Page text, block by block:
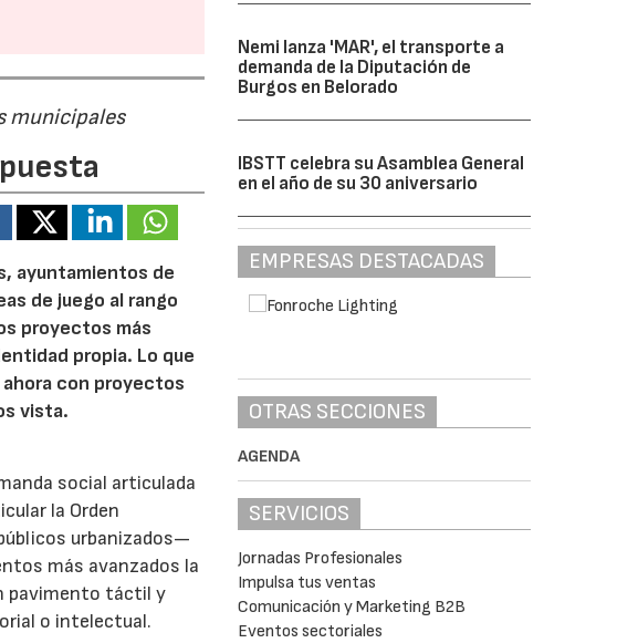
municipales
ayuntamientos de
de juego al rango
proyectos más
propia. Lo que
con proyectos
vista.
social articulada
la Orden
urbanizados—
más avanzados la
pavimento táctil y
o intelectual.
Nemi lanza 'MAR', el transporte a
demanda de la Diputación de
Burgos en Belorado
IBSTT celebra su Asamblea General
en el año de su 30 aniversario
EMPRESAS DESTACADAS
OTRAS SECCIONES
AGENDA
SERVICIOS
Jornadas Profesionales
Impulsa tus ventas
Comunicación y Marketing B2B
Eventos sectoriales